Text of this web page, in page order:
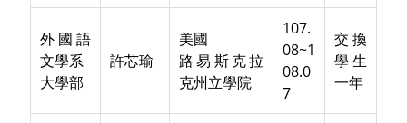
外國語
文學系
大學部
許芯瑜
美國
路易斯克拉
克州立學院
107.
08~1
08.0
7
交換
學生
一年